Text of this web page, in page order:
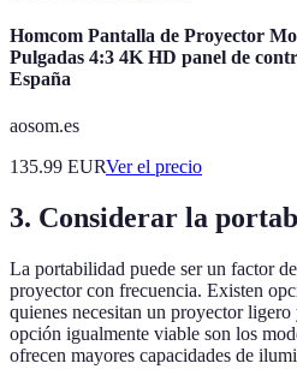
Homcom Pantalla de Proyector
Pulgadas 4:3 4K HD panel de
España
aosom.es
135.99 EURVer el precio
3. Considerar la
La portabilidad puede ser un factor
proyector con frecuencia. Existen
quienes necesitan un proyector
opción igualmente viable son los
ofrecen mayores capacidades de